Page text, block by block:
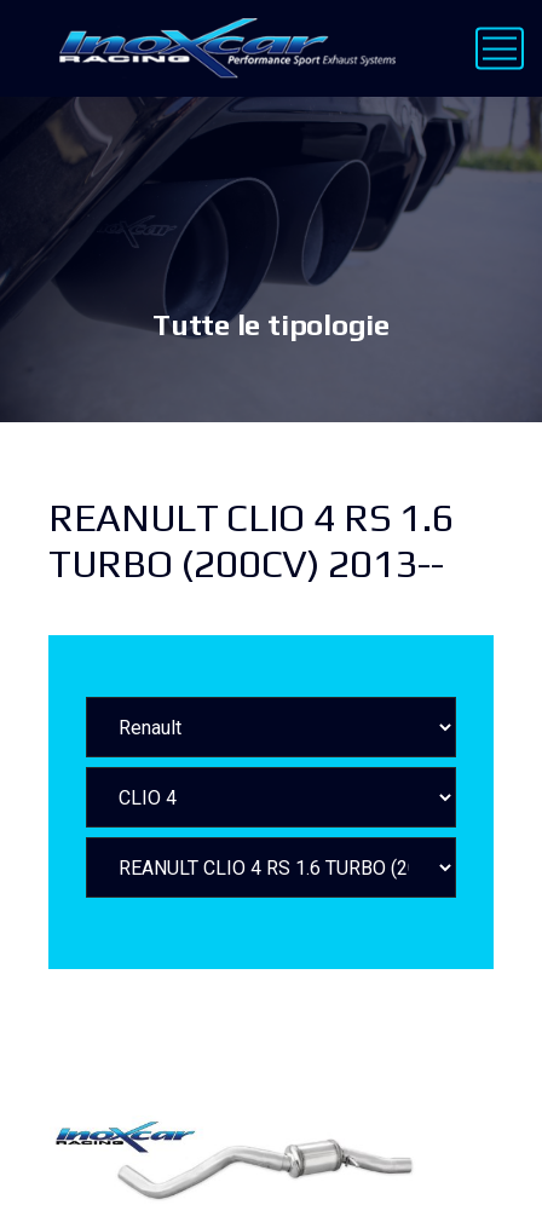
Tutte le tipologie
REANULT CLIO 4 RS 1.6
TURBO (200CV) 2013--